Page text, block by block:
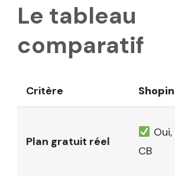
Le tableau
comparatif
Critère
Plan gratuit réel
CB